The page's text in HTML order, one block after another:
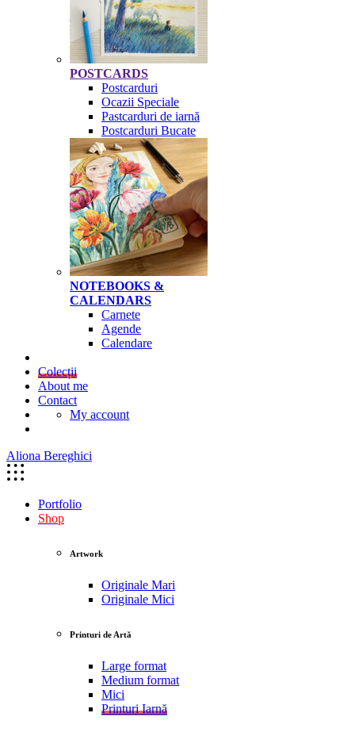
POSTCARDS
Postcarduri
Ocazii Speciale
Pastcarduri de iarnă
Postcarduri Bucate
NOTEBOOKS &
CALENDARS
Carnete
Agende
Calendare
Colecții
About me
Contact
My account
Aliona Bereghici
Portfolio
Shop
Artwork
Originale Mari
Originale Mici
Printuri de Artă
Large format
Medium format
Mici
Printuri Iarnă